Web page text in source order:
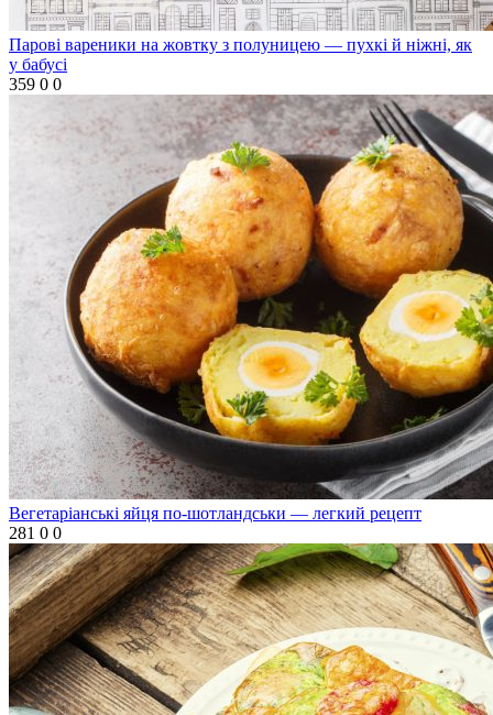
Парові вареники на жовтку з полуницею — пухкі й ніжні, як
у бабусі
359 0 0
Вегетаріанські яйця по-шотландськи — легкий рецепт
281 0 0